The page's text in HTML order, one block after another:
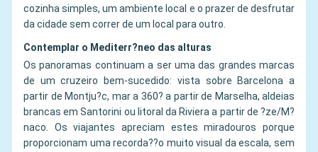
cozinha simples, um ambiente local e o prazer de desfrutar
da cidade sem correr de um local para outro.
Contemplar o Mediterr?neo das alturas
Os panoramas continuam a ser uma das grandes marcas
de um cruzeiro bem-sucedido: vista sobre Barcelona a
partir de Montju?c, mar a 360? a partir de Marselha, aldeias
brancas em Santorini ou litoral da Riviera a partir de ?ze/M?
naco. Os viajantes apreciam estes miradouros porque
proporcionam uma recorda??o muito visual da escala, sem